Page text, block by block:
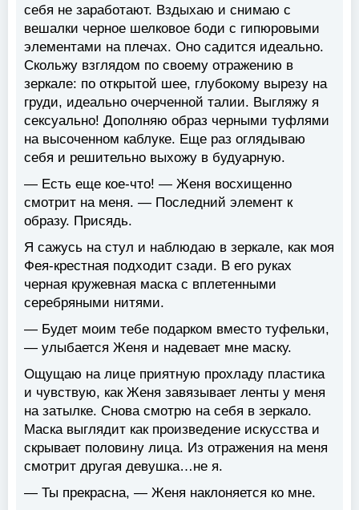
себя не заработают. Вздыхаю и снимаю с
вешалки черное шелковое боди с гипюровыми
элементами на плечах. Оно садится идеально.
Скольжу взглядом по своему отражению в
зеркале: по открытой шее, глубокому вырезу на
груди, идеально очерченной талии. Выгляжу я
сексуально! Дополняю образ черными туфлями
на высоченном каблуке. Еще раз оглядываю
себя и решительно выхожу в будуарную.
— Есть еще кое-что! — Женя восхищенно
смотрит на меня. — Последний элемент к
образу. Присядь.
Я сажусь на стул и наблюдаю в зеркале, как моя
Фея-крестная подходит сзади. В его руках
черная кружевная маска с вплетенными
серебряными нитями.
— Будет моим тебе подарком вместо туфельки,
— улыбается Женя и надевает мне маску.
Ощущаю на лице приятную прохладу пластика
и чувствую, как Женя завязывает ленты у меня
на затылке. Снова смотрю на себя в зеркало.
Маска выглядит как произведение искусства и
скрывает половину лица. Из отражения на меня
смотрит другая девушка…не я.
— Ты прекрасна, — Женя наклоняется ко мне.